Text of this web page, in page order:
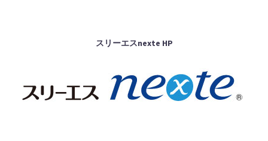
スリーエスnexte HP